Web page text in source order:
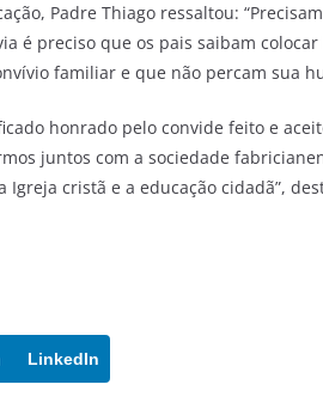
Padre Thiago ressaltou:
é preciso que os pais saibam
familiar e que não percam sua
honrado pelo convide feito e
juntos com a sociedade
cristã e a educação cidadã”,
LinkedIn